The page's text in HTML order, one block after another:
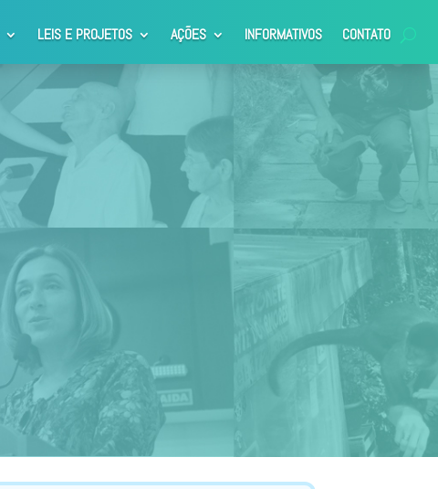
LEIS E PROJETOS AÇÕES INFORMATIVOS CONTATO